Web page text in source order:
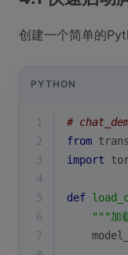
创建一个简单的
PYTHON
1
#
2
from
3
import
4
5
def
6
"""加
7